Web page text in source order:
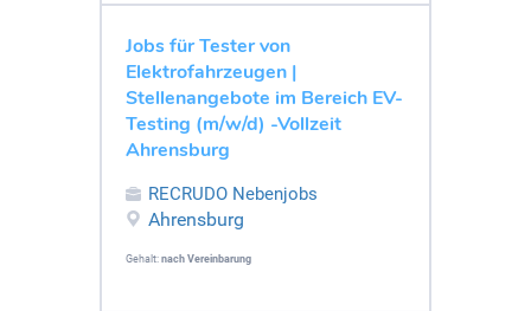
Jobs für Tester von
Elektrofahrzeugen |
Stellenangebote im Bereich EV-
Testing (m/w/d) -Vollzeit
Ahrensburg
RECRUDO Nebenjobs
Ahrensburg
Gehalt: nach Vereinbarung